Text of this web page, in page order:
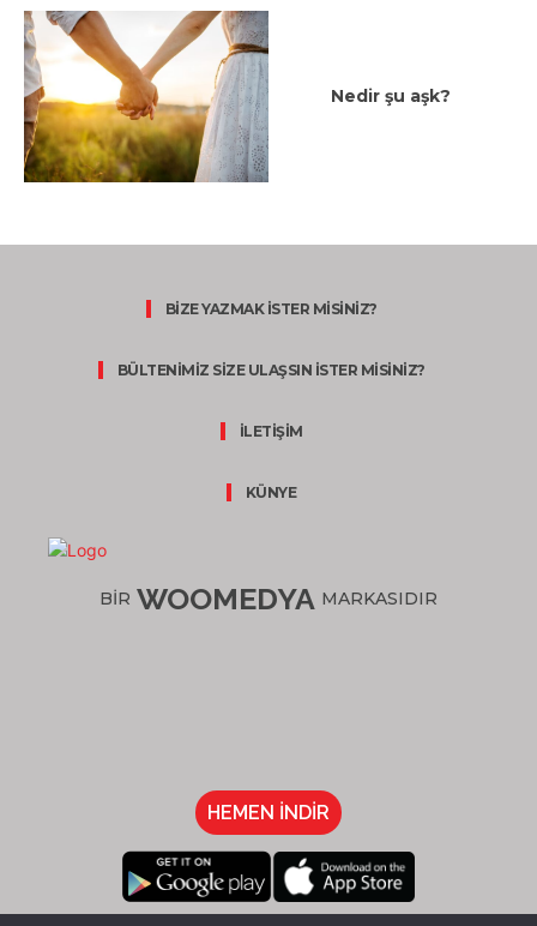
Nedir şu aşk?
BİZE YAZMAK İSTER MİSİNİZ?
BÜLTENİMİZ SİZE ULAŞSIN İSTER MİSİNİZ?
İLETİŞİM
KÜNYE
BİR WOOMEDYA MARKASIDIR
HEMEN İNDİR